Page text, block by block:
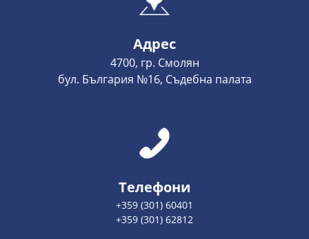
Адрес
4700, гр. Смолян
бул. България №16, Съдебна палата
Телефони
+359 (301) 60401
+359 (301) 62812